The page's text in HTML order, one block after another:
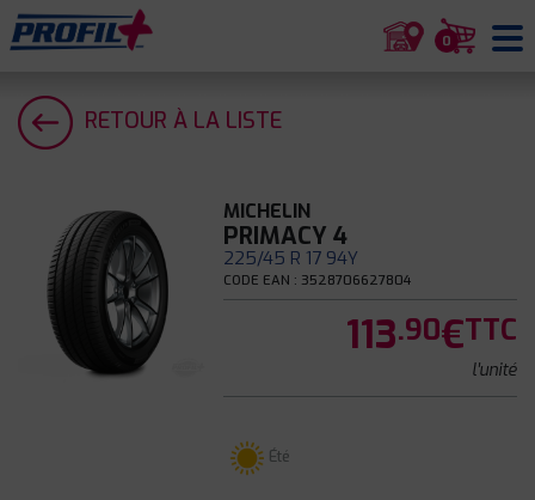
0
RETOUR À LA LISTE
MICHELIN
PRIMACY 4
225/45 R 17 94Y
CODE EAN : 3528706627804
113.90€TTC
l'unité
Été